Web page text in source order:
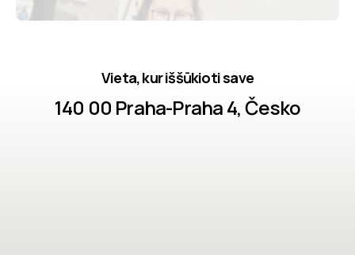
Vieta, kur iššūkioti save
140 00 Praha-Praha 4, Česko